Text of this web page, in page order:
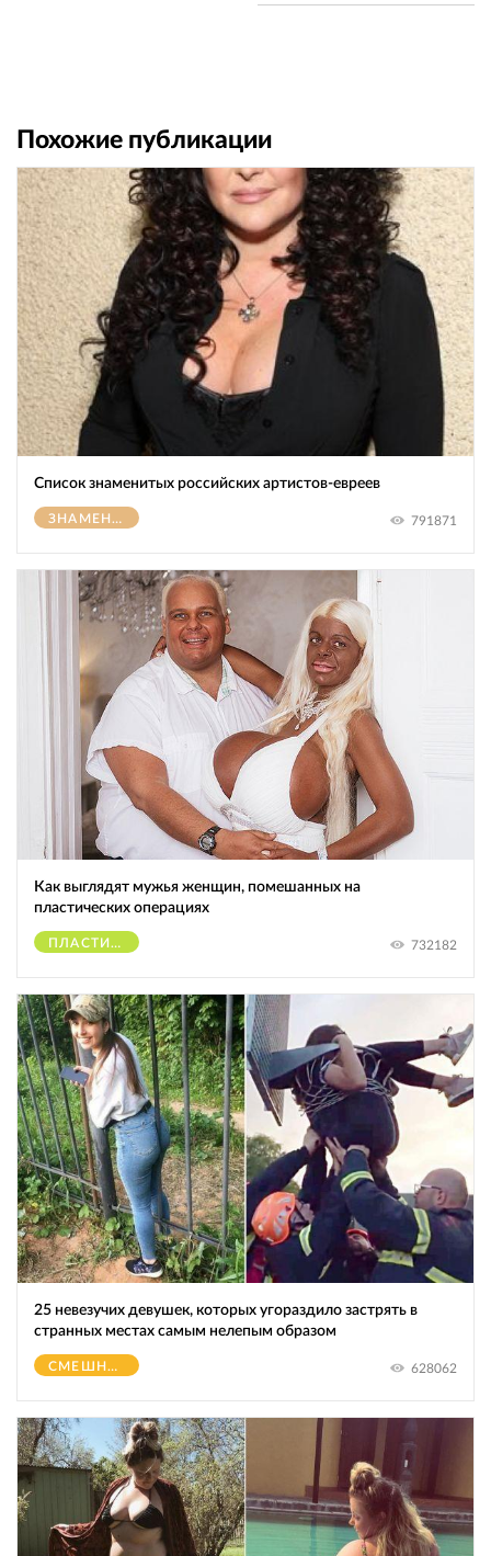
Похожие публикации
Список знаменитых российских артистов-евреев
ЗНАМЕНИТОСТИ 791871
Как выглядят мужья женщин, помешанных на
пластических операциях
ПЛАСТИЧЕСКИЕ ОПЕРАЦИИ 732182
25 невезучих девушек, которых угораздило застрять в
странных местах самым нелепым образом
СМЕШНОЕ 628062